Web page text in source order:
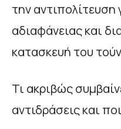
την αντιπολίτευση
αδιαφάνειας και
κατασκευή του
Τι ακριβώς
αντιδράσεις και